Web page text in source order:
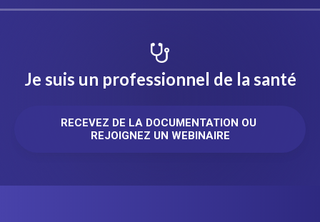
Je suis un professionnel de la santé
RECEVEZ DE LA DOCUMENTATION OU
REJOIGNEZ UN WEBINAIRE